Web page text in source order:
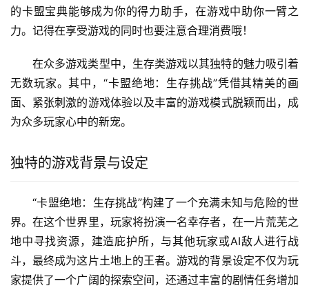
的卡盟宝典能够成为你的得力助手，在游戏中助你一臂之
力。记得在享受游戏的同时也要注意合理消费哦！
在众多游戏类型中，生存类游戏以其独特的魅力吸引着
无数玩家。其中，“卡盟绝地：生存挑战”凭借其精美的画
面、紧张刺激的游戏体验以及丰富的游戏模式脱颖而出，成
为众多玩家心中的新宠。
独特的游戏背景与设定
“卡盟绝地：生存挑战”构建了一个充满未知与危险的世
界。在这个世界里，玩家将扮演一名幸存者，在一片荒芜之
地中寻找资源，建造庇护所，与其他玩家或AI敌人进行战
斗，最终成为这片土地上的王者。游戏的背景设定不仅为玩
家提供了一个广阔的探索空间，还通过丰富的剧情任务增加